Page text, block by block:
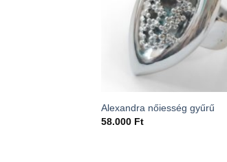
Alexandra nőiesség gyűrű
58.000 Ft